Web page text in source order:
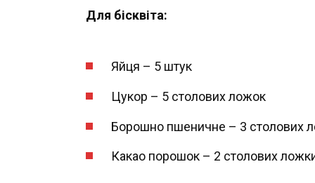
Для бісквіта:
Яйця – 5 штук
Цукор – 5 столових ложок
Борошно пшеничне – 3 столових
Какао порошок – 2 столових